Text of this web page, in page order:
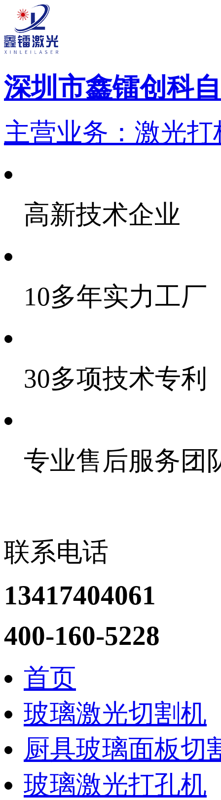
深圳市鑫镭创科
主营业务：激光
高新技术企业
10多年实力工厂
30多项技术专利
专业售后服务团
联系电话
13417404061
400-160-5228
首页
玻璃激光切割机
厨具玻璃面板切
玻璃激光打孔机